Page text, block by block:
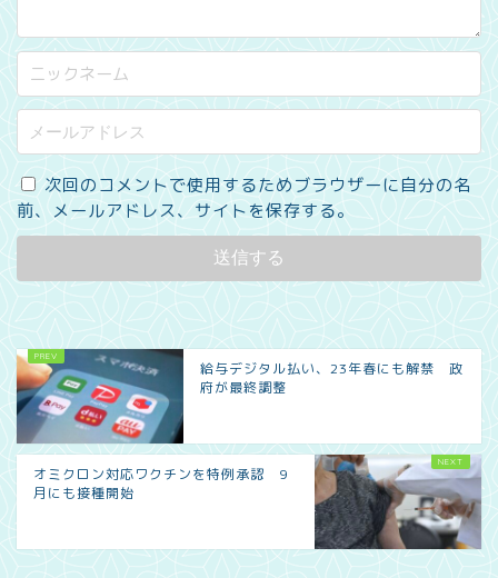
次回のコメントで使用するためブラウザーに自分の名
前、メールアドレス、サイトを保存する。
給与デジタル払い、23年春にも解禁 政
府が最終調整
オミクロン対応ワクチンを特例承認 9
月にも接種開始